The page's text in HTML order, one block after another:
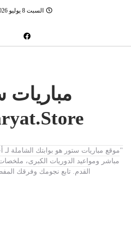
السبت 8 يوليو 2026
مباريات
"موقع مباريات ستور هو بوابتك الشاملة لـ
مباشر ومواعيد الدوريات الكبرى،
القدم. تابع نجومك وفرقك